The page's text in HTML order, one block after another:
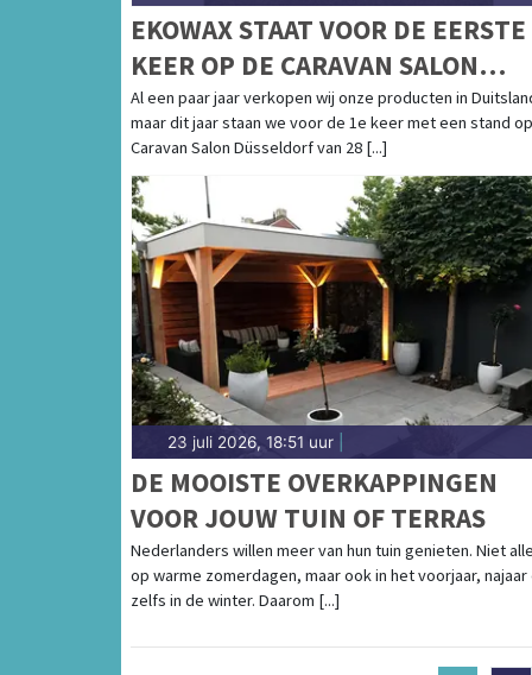
EKOWAX STAAT VOOR DE EERSTE
KEER OP DE CARAVAN SALON
DÜSSELDORF VAN 28 AUGUSTUS
T/M 6 SEPTEMBER
Al een paar jaar verkopen wij onze producten in
maar dit jaar staan we voor de 1e keer met een stand
Caravan Salon Düsseldorf van 28 [...]
23 juli 2026, 18:51 uur
DE MOOISTE OVERKAPPINGEN
VOOR JOUW TUIN OF TERRAS
Nederlanders willen meer van hun tuin genieten. Niet
op warme zomerdagen, maar ook in het voorjaar, najaar
zelfs in de winter. Daarom [...]